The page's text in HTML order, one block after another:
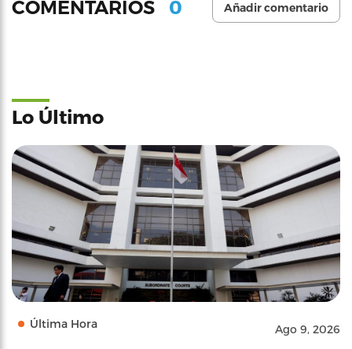
COMENTARIOS 0 Añadir comentario
Lo Último
Última Hora Ago 9, 2026